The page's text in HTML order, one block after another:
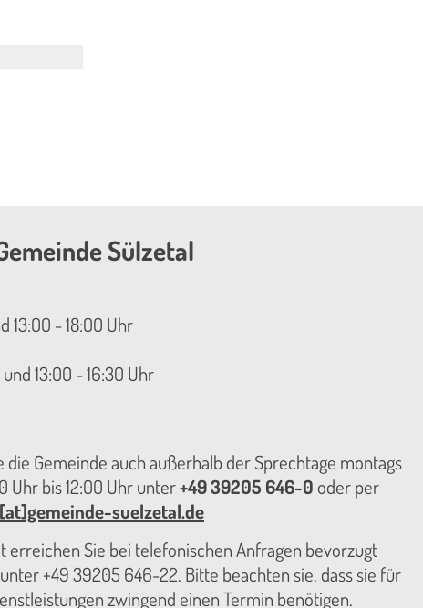
Sülzetal
13:00 - 18:00 Uhr
13:00 - 16:30 Uhr
die Gemeinde auch außerhalb der Sprechtage montags
Uhr bis 12:00 Uhr unter+49 39205 646-0 oder per
suelzetal.de
erreichen Sie bei telefonischen Anfragen bevorzugt
+49 39205 646-22. Bitte beachten sie, dass sie für
zwingend einen Termin benötigen.